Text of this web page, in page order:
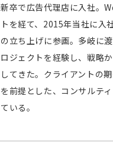
新卒で広告代理店に入社。
トを経て、2015年当社に入
の立ち上げに参画。 多岐に
ロジェクトを経験し、戦略
してきた。 クライアントの
を前提とした、コンサルテ
ている。